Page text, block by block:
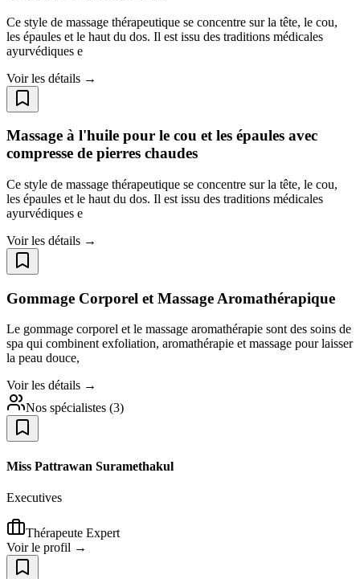
Ce style de massage thérapeutique se concentre sur la tête, le cou,
les épaules et le haut du dos. Il est issu des traditions médicales
ayurvédiques e
Voir les détails →
Massage à l'huile pour le cou et les épaules avec
compresse de pierres chaudes
Ce style de massage thérapeutique se concentre sur la tête, le cou,
les épaules et le haut du dos. Il est issu des traditions médicales
ayurvédiques e
Voir les détails →
Gommage Corporel et Massage Aromathérapique
Le gommage corporel et le massage aromathérapie sont des soins de
spa qui combinent exfoliation, aromathérapie et massage pour laisser
la peau douce,
Voir les détails →
Nos spécialistes (3)
Miss Pattrawan Suramethakul
Executives
Thérapeute Expert
Voir le profil →